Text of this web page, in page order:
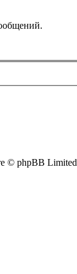
© phpBB Limited